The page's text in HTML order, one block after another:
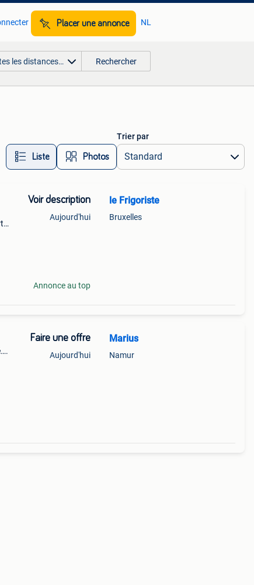
Placer une annonce NL
les distances… Rechercher
Liste Photos
Trier par
Voir description
Aujourd'hui
Annonce au top
le Frigoriste
Bruxelles
Faire une offre
Aujourd'hui
Marius
Namur